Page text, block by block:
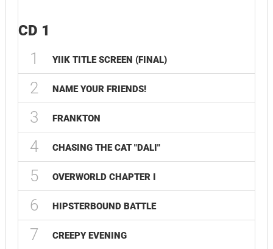
CD 1
1 YIIK TITLE SCREEN (FINAL)
2 NAME YOUR FRIENDS!
3 FRANKTON
4 CHASING THE CAT "DALI"
5 OVERWORLD CHAPTER I
6 HIPSTERBOUND BATTLE
7 CREEPY EVENING